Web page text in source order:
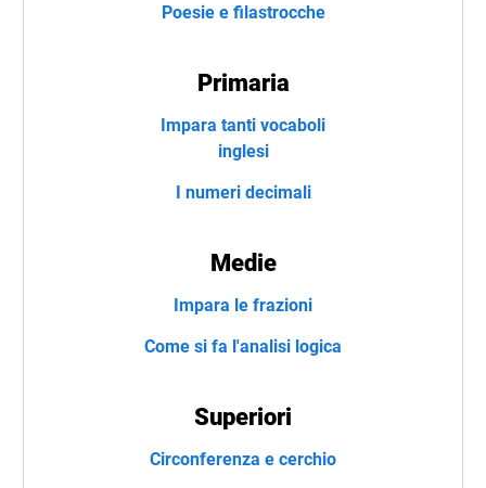
Poesie e filastrocche
Primaria
Impara tanti vocaboli
inglesi
I numeri decimali
Medie
Impara le frazioni
Come si fa l'analisi logica
Superiori
Circonferenza e cerchio